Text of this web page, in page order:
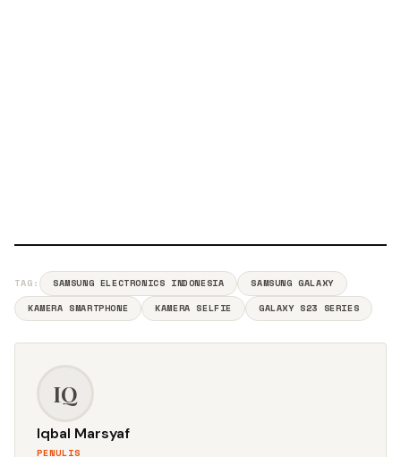
TAG: SAMSUNG ELECTRONICS INDONESIA
SAMSUNG GALAXY
KAMERA SMARTPHONE
KAMERA SELFIE GALAXY S23 SERIES
IQ
Iqbal Marsyaf
PENULIS